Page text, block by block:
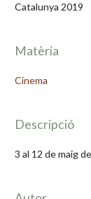
Catalunya 2019
Matèria
Cinema
Descripció
3 al 12 de maig